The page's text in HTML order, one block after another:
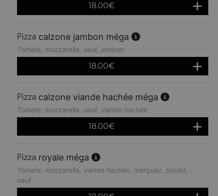
18.00€
calzone jambon méga
Tomate, mozzarella, oeuf, jambon
18.00€
calzone viande hachée méga
Tomate, mozzarella, oeuf, viande hachée
18.00€
royale méga
Tomate, mozzarella, viande hachée, merguez, poulet,
oeuf